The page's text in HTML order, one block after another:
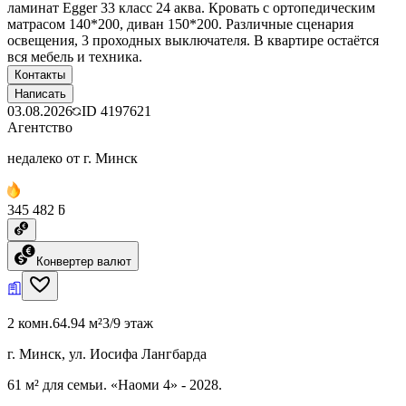
ламинат Egger 33 класс 24 аква. Кровать с ортопедическим
матрасом 140*200, диван 150*200. Различные сценария
освещения, 3 проходных выключателя. В квартире остаётся
вся мебель и техника.
Контакты
Написать
03.08.2026 ID 4197621
Агентство
недалеко от г. Минск
345 482 ƃ
Конвертер валют
2 комн.64.94 м²3/9 этаж
г. Минск, ул. Иосифа Лангбарда
61 м² для семьи. «Наоми 4» - 2028.